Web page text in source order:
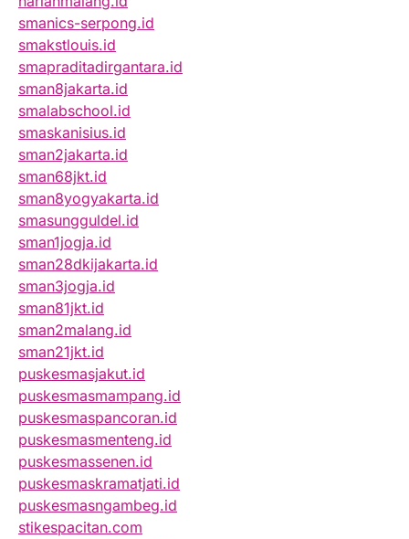
smanics-serpong.id
smakstlouis.id
smapraditadirgantara.id
sman8jakarta.id
smalabschool.id
smaskanisius.id
sman2jakarta.id
sman68jkt.id
sman8yogyakarta.id
smasungguldel.id
sman1jogja.id
sman28dkijakarta.id
sman3jogja.id
sman81jkt.id
sman2malang.id
sman21jkt.id
puskesmasjakut.id
puskesmasmampang.id
puskesmaspancoran.id
puskesmasmenteng.id
puskesmassenen.id
puskesmaskramatjati.id
puskesmasngambeg.id
stikespacitan.com